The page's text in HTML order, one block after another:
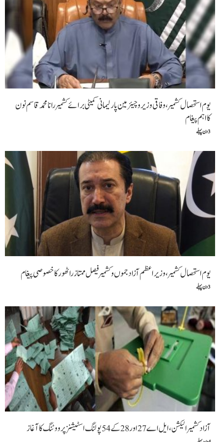
یوم استحصال کشمیر ،وفاقی وزیر و چیئرمین پارلیمانی کمیٹی برائے کشمیررانا محمد قاسم نون
کااہم پیغام
3 دن پہلے
یوم استحصال کشمیر، وزیراعظم آزاد جموں و کشمیر فیصل ممتاز راٹھور کا خصوصی پیغام
3 دن پہلے
آزادکشمیر الیکشن ،ایل اے 27 اور28 کے 54 پولنگ اسٹیشنز پر ووٹنگ کا آغاز